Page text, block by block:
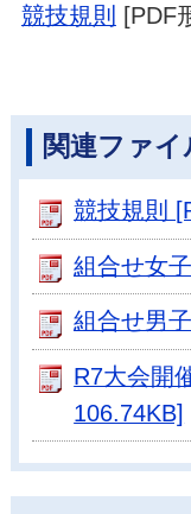
競技規則 [PDF
関連ファ
競技規則
組合せ女
組合せ男
R7大会開
106.74KB]